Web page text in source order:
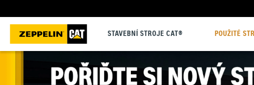
STAVEBNÍ STROJE CAT® POUŽITÉ